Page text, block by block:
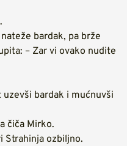
bardak, pa brže
– Zar vi ovako nudite
bardak i mućnuvši
čiča Mirko.
Strahinja ozbiljno.